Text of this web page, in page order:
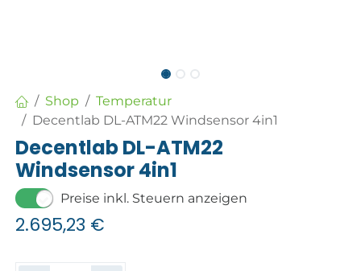
Shop
Temperatur
Decentlab DL-ATM22 Windsensor 4in1
Decentlab DL-ATM22
Windsensor 4in1
Preise inkl. Steuern anzeigen
2.695,23 €